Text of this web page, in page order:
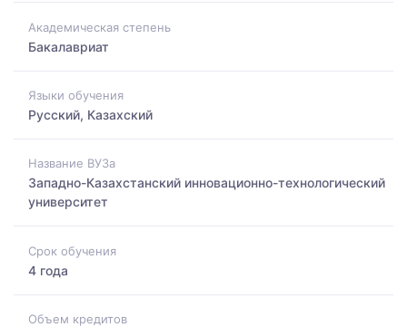
Академическая степень
Бакалавриат
Языки обучения
Русский, Казахский
Название ВУЗа
Западно-Казахстанский инновационно-технологический
университет
Срок обучения
4 года
Объем кредитов